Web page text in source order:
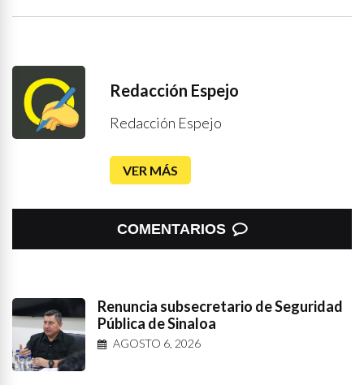
Redacción Espejo
Redacción Espejo
VER MÁS
COMENTARIOS
Renuncia subsecretario de Seguridad
Pública de Sinaloa
AGOSTO 6, 2026